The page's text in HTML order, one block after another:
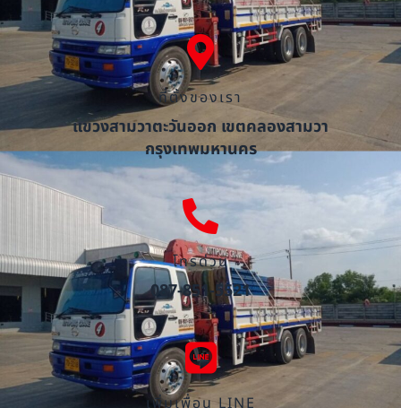
ที่ตั้งของเรา
แขวงสามวาตะวันออก เขตคลองสามวา
กรุงเทพมหานคร
โทรด่วน
087-851-5521
เพิ่มเพื่อน LINE